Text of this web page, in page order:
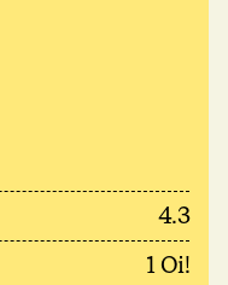
4.3
1 Oi!